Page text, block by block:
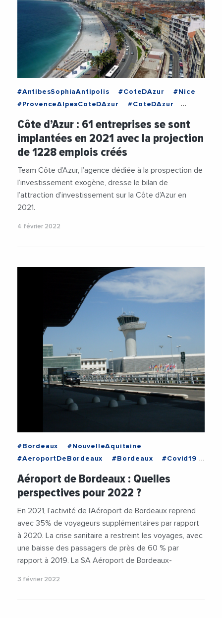
#AntibesSophiaAntipolis #CoteDAzur
#Nice
#ProvenceAlpesCoteDAzur
#CoteDAzur
#Numerique
#ProvenceAlpesCoteDAzur
#SophiaAntipolis
Côte d’Azur : 61 entreprises se sont
implantées en 2021 avec la projection
de 1228 emplois créés
Team Côte d’Azur, l’agence dédiée à la prospection de
l’investissement exogène, dresse le bilan de
l’attraction d’investissement sur la Côte d’Azur en
2021.
4 février 2022
#Bordeaux
#NouvelleAquitaine
#AeroportDeBordeaux
#Bordeaux
#Covid19
#NouvelleAquitaine
#Transports
Aéroport de Bordeaux : Quelles
perspectives pour 2022 ?
En 2021, l’activité de l’Aéroport de Bordeaux re­prend
avec 35% de voyageurs supplémentaires par rapport
à 2020. La crise sanitaire a restreint les voyages, avec
une baisse des passagers de près de 60 % par
rapport à 2019. La SA Aéroport de Bordeaux-
3 février 2022